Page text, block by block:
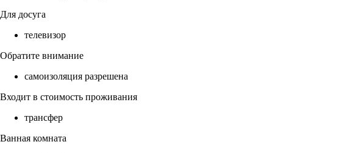
Для досуга
телевизор
Обратите внимание
самоизоляция разрешена
Входит в стоимость проживания
трансфер
Ванная комната